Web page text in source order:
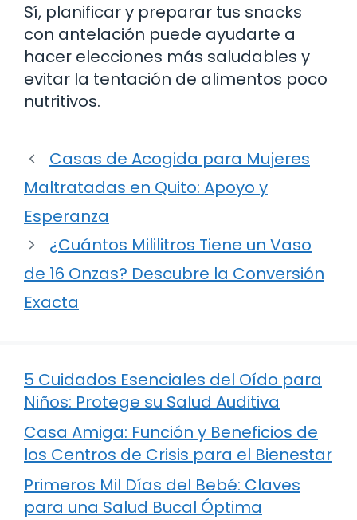
Sí, planificar y preparar tus snacks
con antelación puede ayudarte a
hacer elecciones más saludables y
evitar la tentación de alimentos poco
nutritivos.
Casas de Acogida para Mujeres
Maltratadas en Quito: Apoyo y
Esperanza
¿Cuántos Mililitros Tiene un Vaso
de 16 Onzas? Descubre la Conversión
Exacta
5 Cuidados Esenciales del Oído para
Niños: Protege su Salud Auditiva
Casa Amiga: Función y Beneficios de
los Centros de Crisis para el Bienestar
Primeros Mil Días del Bebé: Claves
para una Salud Bucal Óptima